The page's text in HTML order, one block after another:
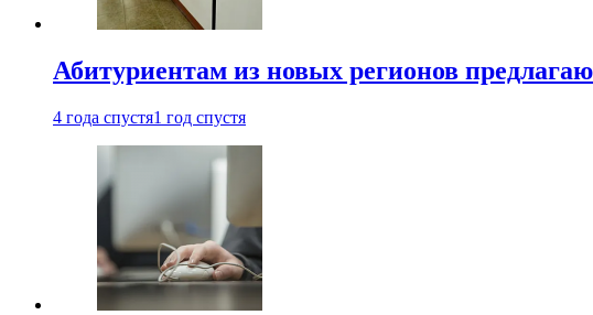
Абитуриентам из новых регионов
4 года спустя1 год спустя